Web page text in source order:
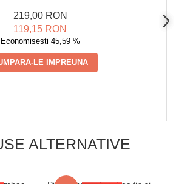
UNIVERSALA 41-45, 41-45
EU, MULTICOLOR
219,00 RON
119,15 RON
Economisesti 45,59 %
LE IMPREUNA
ALTERNATIVE